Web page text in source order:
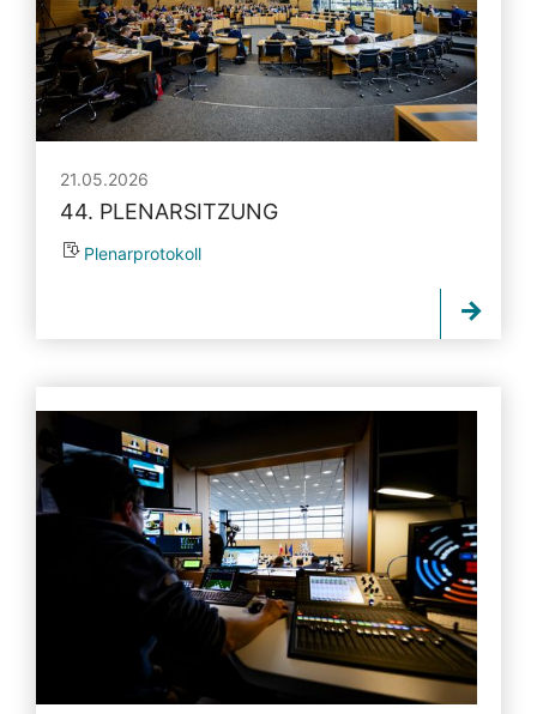
21.05.2026
44. PLENARSITZUNG
Plenarprotokoll